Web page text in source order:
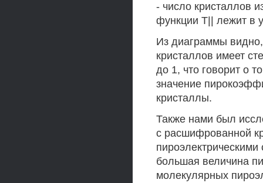
- число кристаллов
функции Т|| лежит в
Из диаграммы видно,
кристаллов имеет
до 1, что говорит о
значение
кристаллы.
Также нами был
с расшифрованной
пироэлектрическими
большая величина
молекулярных